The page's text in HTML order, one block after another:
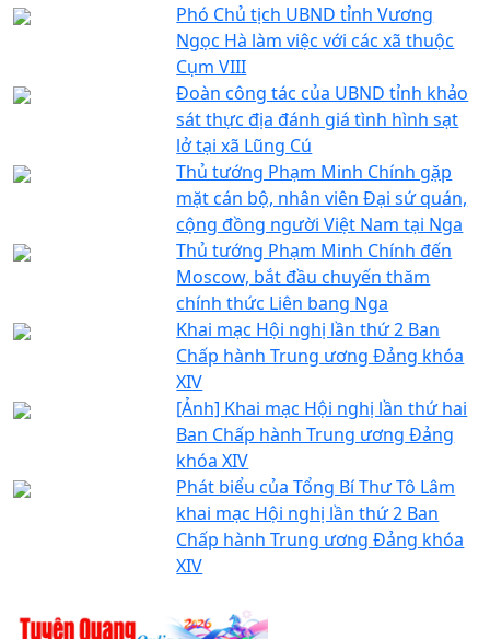
Phó Chủ tịch UBND tỉnh Vương
Ngọc Hà làm việc với các xã thuộc
Cụm VIII
Đoàn công tác của UBND tỉnh khảo
sát thực địa đánh giá tình hình sạt
lở tại xã Lũng Cú
Thủ tướng Phạm Minh Chính gặp
mặt cán bộ, nhân viên Đại sứ quán,
cộng đồng người Việt Nam tại Nga
Thủ tướng Phạm Minh Chính đến
Moscow, bắt đầu chuyến thăm
chính thức Liên bang Nga
Khai mạc Hội nghị lần thứ 2 Ban
Chấp hành Trung ương Đảng khóa
XIV
[Ảnh] Khai mạc Hội nghị lần thứ hai
Ban Chấp hành Trung ương Đảng
khóa XIV
Phát biểu của Tổng Bí Thư Tô Lâm
khai mạc Hội nghị lần thứ 2 Ban
Chấp hành Trung ương Đảng khóa
XIV